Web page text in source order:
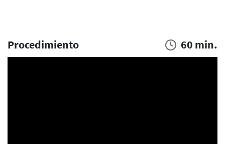
Procedimiento 60 min.